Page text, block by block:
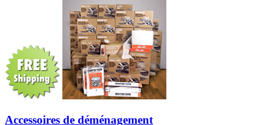
Accessoires de déménagement